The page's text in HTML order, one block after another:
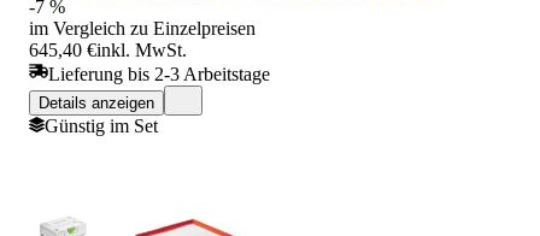
-7 %
im Vergleich zu Einzelpreisen
645,40 €inkl. MwSt.
Lieferung bis 2-3 Arbeitstage
Details anzeigen
Günstig im Set